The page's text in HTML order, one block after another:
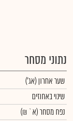
נתוני מסחר
שער אחרון (אג')
שינוי באחוזים
נפח מסחר(א` ₪)